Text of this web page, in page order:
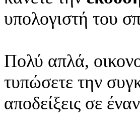
υπολογιστή του
Πολύ απλά,
τυπώσετε την
αποδείξεις σε